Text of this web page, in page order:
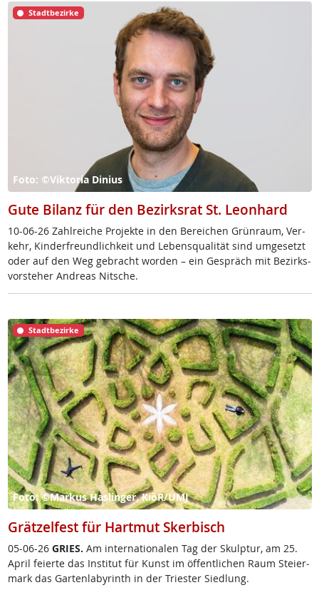
Stadtbezirke
Foto: ©Viktoria Dinius
Gute Bilanz für den Bezirksrat St. Leonhard
10-06-26 Zahl­rei­che Pro­jek­te in den Be­rei­chen Grün­raum, Ver­
kehr, Kin­der­f­reund­lich­keit und Le­bens­qua­li­tät sind um­ge­setzt
oder auf den Weg ge­bracht wor­den – ein Ge­spräch mit Be­zirks­
vor­ste­her And­reas Nit­sche.
Stadtbezirke
Foto: ©Markus Haslinger, KiöR/UMJ
Grätzelfest für Hartmut Skerbisch
05-06-26 GRIES. Am in­ter­na­tio­na­len Tag der Skulp­tur, am 25.
April fei­er­te das In­sti­tut für Kunst im öf­f­ent­li­chen Raum Stei­er­
mark das Gar­ten­la­byrinth in der Tri­es­ter Sied­lung.